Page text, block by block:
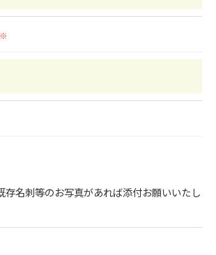
策を実施します。
えなかった場合に生じる結果＞
提供できない場合がございますので
い。
様の個人情報の開示･訂正･削除・利
定めさせて頂いております。
確認のうえ、対応させて頂きま
※
存名刺等のお写真があれば添付お願いいたし